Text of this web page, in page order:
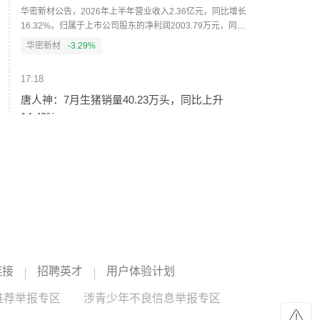
华密新材公告，2026年上半年营业收入2.36亿元，同比增长
16.32%。归属于上市公司股东的净利润2003.79万元，同比
增长19.50%；归属于上市公司股东的扣除非经常性损益后的
华密新材 -3.29%
17:18
唐人神：7月生猪销量40.23万头，同比上升
14.42%
东威科技公告，2026年上半年营业收入6.74亿元，同比增长
51.94%。归属于上市公司股东的净利润9912.17万元，同比
增长133.21%；扣非净利润9578.36万元，同比增长
133.93%。公司拟每10股派发现金股利1.7元（含税）。
东威科技
接 招聘英才 用户体验计划
荐举报专区
涉青少年不良信息举报专区